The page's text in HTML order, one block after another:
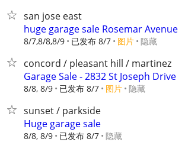
san jose east
huge garage sale Rosemar Avenue
8/7,8/8,8/9 已发布 8/7 图片 隐藏
concord / pleasant hill / martinez
Garage Sale - 2832 St Joseph Drive
8/8, 8/9 已发布 8/7 图片 隐藏
sunset / parkside
Huge garage sale
8/8, 8/9 已发布 8/7 隐藏